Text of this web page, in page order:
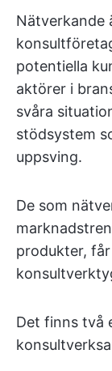
Nätverkande
potentiella
aktörer i
svåra
stödsystem
uppsving.
De som
produkter,
Det finns två